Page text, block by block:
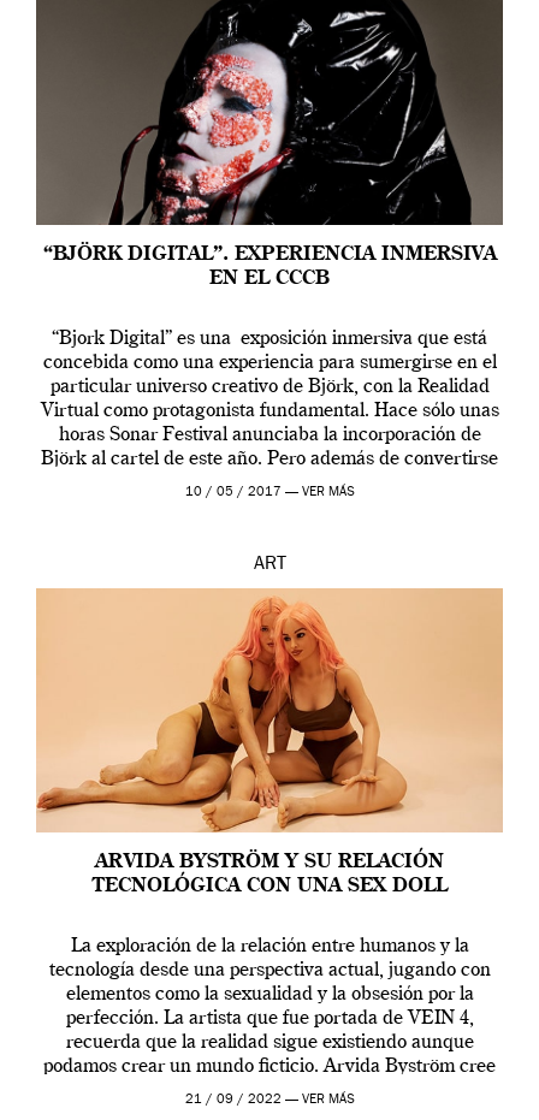
“BJÖRK DIGITAL”. EXPERIENCIA INMERSIVA
EN EL CCCB
“Bjork Digital” es una exposición inmersiva que está
concebida como una experiencia para sumergirse en el
particular universo creativo de Björk, con la Realidad
Virtual como protagonista fundamental. Hace sólo unas
horas Sonar Festival anunciaba la incorporación de
Björk al cartel de este año. Pero además de convertirse
en una de las actuaciones más relevantes […]
10 / 05 / 2017 — VER MÁS
ART
ARVIDA BYSTRÖM Y SU RELACIÓN
TECNOLÓGICA CON UNA SEX DOLL
La exploración de la relación entre humanos y la
tecnología desde una perspectiva actual, jugando con
elementos como la sexualidad y la obsesión por la
perfección. La artista que fue portada de VEIN 4,
recuerda que la realidad sigue existiendo aunque
podamos crear un mundo ficticio. Arvida Byström cree
que los humanos tienen un complejo […]
21 / 09 / 2022 — VER MÁS